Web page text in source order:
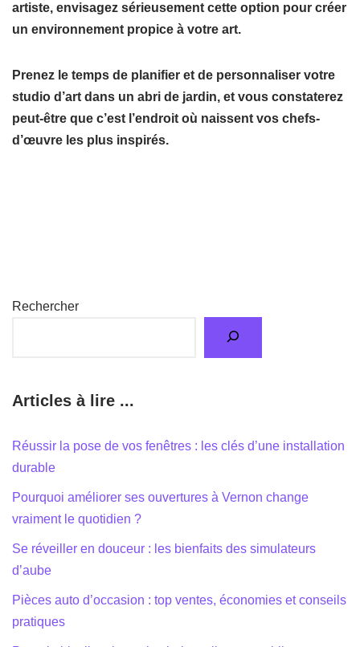
artiste, envisagez sérieusement cette option pour créer
un environnement propice à votre art.
Prenez le temps de planifier et de personnaliser votre
studio d’art dans un abri de jardin, et vous constaterez
peut-être que c’est l’endroit où naissent vos chefs-
d’œuvre les plus inspirés.
Rechercher
Articles à lire ...
Réussir la pose de vos fenêtres : les clés d’une installation
durable
Pourquoi améliorer ses ouvertures à Vernon change
vraiment le quotidien ?
Se réveiller en douceur : les bienfaits des simulateurs
d’aube
Pièces auto d’occasion : top ventes, économies et conseils
pratiques